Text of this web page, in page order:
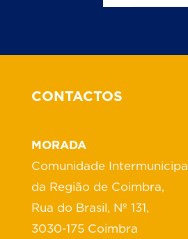
CONTACTOS
MORADA
Comunidade Intermunicipal
da Região de Coimbra,
Rua do Brasil, Nº 131,
3030-175 Coimbra